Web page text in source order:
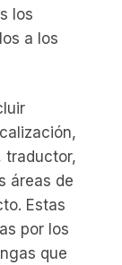
los
a los
traductor,
áreas de
Estas
por los
que